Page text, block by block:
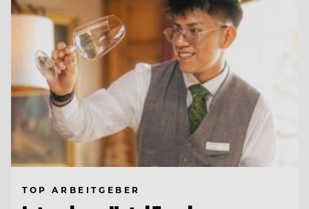
TOP ARBEITGEBER